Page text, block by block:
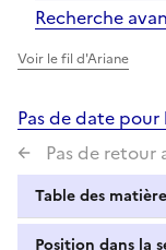
recherche
Recherche
Voir le fil d'Ariane
Pas de date pour
Pas de retour
Table des
Position dans la